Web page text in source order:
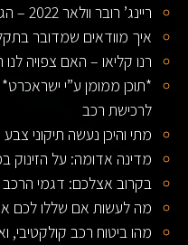
ריינג’ רובר וולאר 2022 – הג’יפ שאנחנו אוהבים
איך מוודאים שמדובר
רנו קליאו – האם צפויה
*תוכן ממומן ע”י ישראכרט*
לרכישת רכב
מתי והיכן נעשה תיקוני
מדינה אדומה: על הזינוק
בקרוב אצלכם: דגמי הרכב
מה לעשות אם שללו לכם את
מהו ביטוח רכב קולקטיבי,